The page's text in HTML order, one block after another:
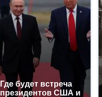
Где будет встреча
президентов США и